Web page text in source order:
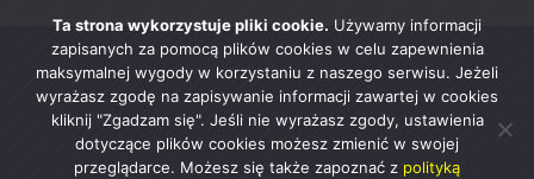
Ta strona wykorzystuje pliki cookie. Używamy informacji
zapisanych za pomocą plików cookies w celu zapewnienia
maksymalnej wygody w korzystaniu z naszego serwisu. Jeżeli
wyrażasz zgodę na zapisywanie informacji zawartej w cookies
kliknij "Zgadzam się". Jeśli nie wyrażasz zgody, ustawienia
dotyczące plików cookies możesz zmienić w swojej
przeglądarce. Możesz się także zapoznać z polityką